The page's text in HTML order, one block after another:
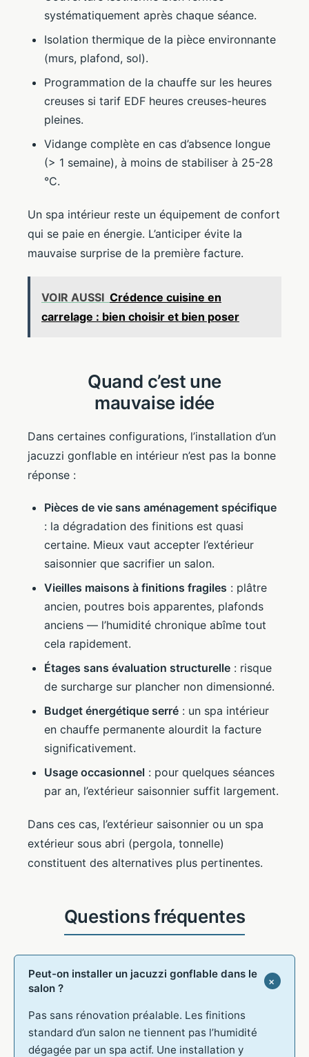
systématiquement après chaque séance.
Isolation thermique de la pièce environnante
(murs, plafond, sol).
Programmation de la chauffe sur les heures
creuses si tarif EDF heures creuses-heures
pleines.
Vidange complète en cas d’absence longue
(> 1 semaine), à moins de stabiliser à 25-28
°C.
Un spa intérieur reste un équipement de confort
qui se paie en énergie. L’anticiper évite la
mauvaise surprise de la première facture.
VOIR AUSSI Crédence cuisine en
carrelage : bien choisir et bien poser
Quand c’est une
mauvaise idée
Dans certaines configurations, l’installation d’un
jacuzzi gonflable en intérieur n’est pas la bonne
réponse :
Pièces de vie sans aménagement spécifique
: la dégradation des finitions est quasi
certaine. Mieux vaut accepter l’extérieur
saisonnier que sacrifier un salon.
Vieilles maisons à finitions fragiles : plâtre
ancien, poutres bois apparentes, plafonds
anciens — l’humidité chronique abîme tout
cela rapidement.
Étages sans évaluation structurelle : risque
de surcharge sur plancher non dimensionné.
Budget énergétique serré : un spa intérieur
en chauffe permanente alourdit la facture
significativement.
Usage occasionnel : pour quelques séances
par an, l’extérieur saisonnier suffit largement.
Dans ces cas, l’extérieur saisonnier ou un spa
extérieur sous abri (pergola, tonnelle)
constituent des alternatives plus pertinentes.
Peut-on installer un jacuzzi gonflable dans le
salon ?
Pas sans rénovation préalable. Les finitions
standard d’un salon ne tiennent pas l’humidité
dégagée par un spa actif. Une installation y